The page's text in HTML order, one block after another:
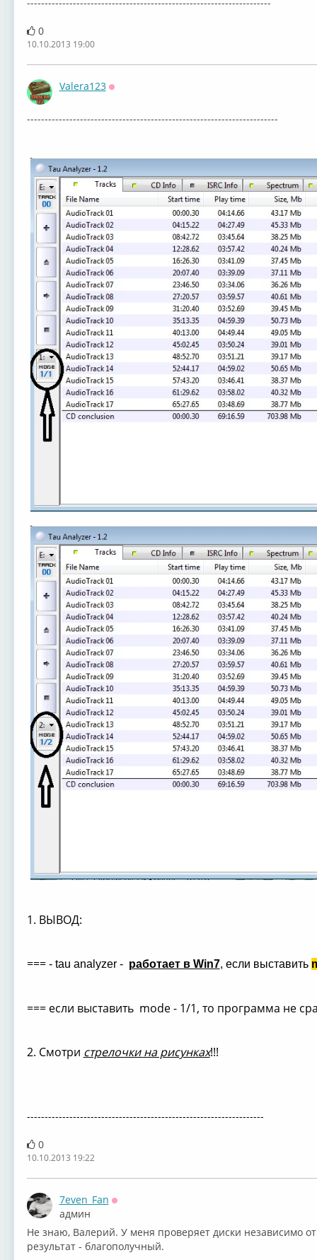
0
10.10.2013 19:00
Valera123
-----------------------------------------------------------------------
1. ВЫВОД:
=== - tau analyzer - работает в Win7, если выставить
=== если выставить mode - 1/1, то программа не
2. Смотри стрелочки на рисунках!!!
-------------------------------------------------------------------
0
10.10.2013 19:22
7even_Fan
админ
Не знаю, Валерий. У меня проверяет диски независимо
результат - благополучный.